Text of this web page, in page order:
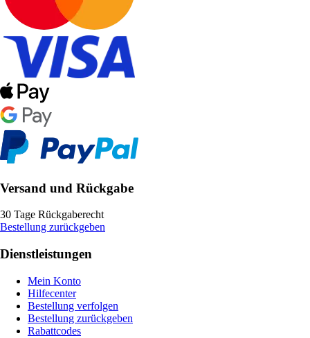
Versand und Rückgabe
30 Tage Rückgaberecht
Bestellung zurückgeben
Dienstleistungen
Mein Konto
Hilfecenter
Bestellung verfolgen
Bestellung zurückgeben
Rabattcodes